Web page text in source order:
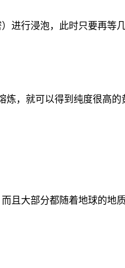
进行浸泡，此时只要再等
，就可以得到纯度很高的
大部分都随着地球的地